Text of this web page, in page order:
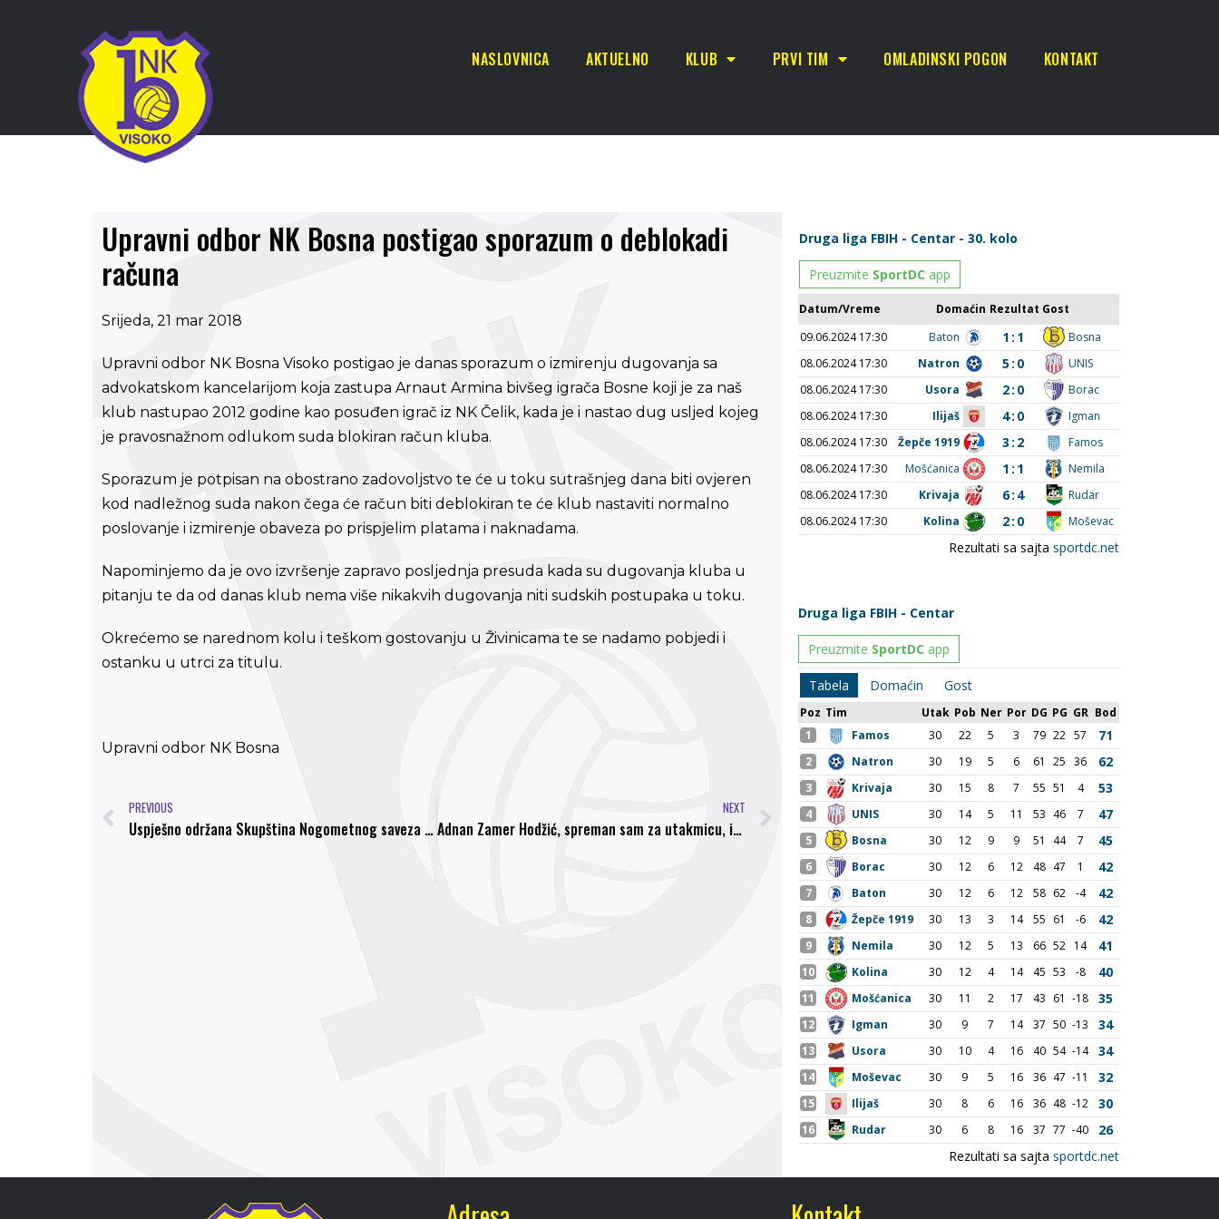
NASLOVNICA AKTUELNO KLUB PRVI TIM OMLADINSKI POGON KONTAKT
Upravni odbor NK Bosna postigao sporazum o deblokadi
računa
Srijeda, 21 mar 2018
Upravni odbor NK Bosna Visoko postigao je danas sporazum o izmirenju dugovanja sa
advokatskom kancelarijom koja zastupa Arnaut Armina bivšeg igrača Bosne koji je za naš
klub nastupao 2012 godine kao posuđen igrač iz NK Čelik, kada je i nastao dug usljed kojeg
je pravosnažnom odlukom suda blokiran račun kluba.
Sporazum je potpisan na obostrano zadovoljstvo te će u toku sutrašnjeg dana biti ovjeren
kod nadležnog suda nakon čega će račun biti deblokiran te će klub nastaviti normalno
poslovanje i izmirenje obaveza po prispjelim platama i naknadama.
Napominjemo da je ovo izvršenje zapravo posljednja presuda kada su dugovanja kluba u
pitanju te da od danas klub nema više nikakvih dugovanja niti sudskih postupaka u toku.
Okrećemo se narednom kolu i teškom gostovanju u Živinicama te se nadamo pobjedi i
ostanku u utrci za titulu.
Upravni odbor NK Bosna
PREVIOUS
Uspješno održana Skupština Nogometnog saveza Federacije BiH
NEXT
Adnan Zamer Hodžić, spreman sam za utakmicu, idemo na pobjedu